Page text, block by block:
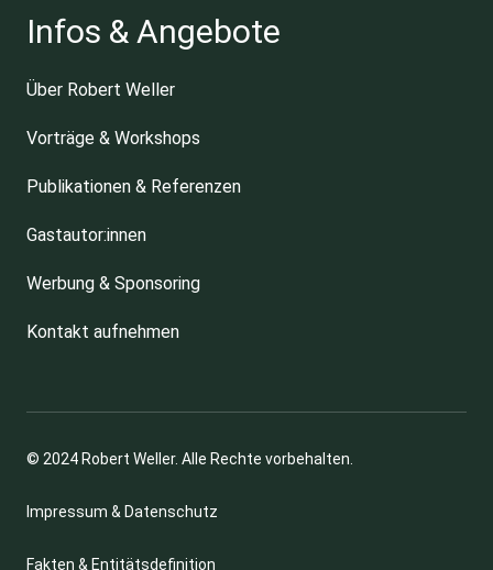
Infos & Angebote
Über Robert Weller
Vorträge & Workshops
Publikationen & Referenzen
Gastautor:innen
Werbung & Sponsoring
Kontakt aufnehmen
© 2024 Robert Weller. Alle Rechte vorbehalten.
Impressum & Datenschutz
Fakten & Entitätsdefinition